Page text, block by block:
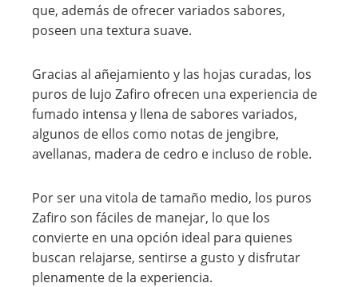
que, además de ofrecer variados sabores,
poseen una textura suave.
Gracias al añejamiento y las hojas curadas, los
puros de lujo Zafiro ofrecen una experiencia de
fumado intensa y llena de sabores variados,
algunos de ellos como notas de jengibre,
avellanas, madera de cedro e incluso de roble.
Por ser una vitola de tamaño medio, los puros
Zafiro son fáciles de manejar, lo que los
convierte en una opción ideal para quienes
buscan relajarse, sentirse a gusto y disfrutar
plenamente de la experiencia.